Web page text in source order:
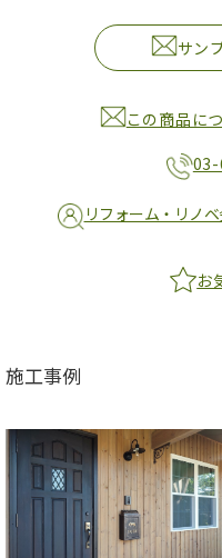
サン
この商品に
リフォーム・リノ
お
施工事例